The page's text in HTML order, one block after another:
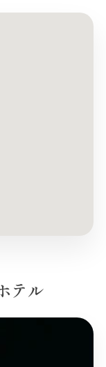
テル